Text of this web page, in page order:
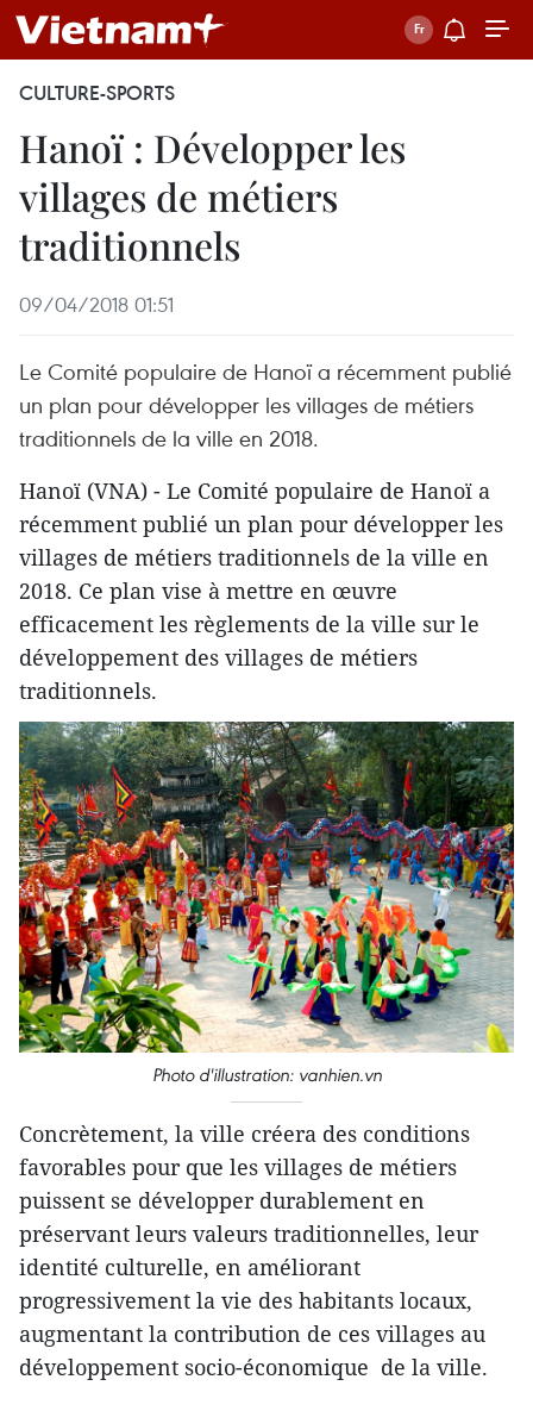
CULTURE-SPORTS
Hanoï : Développer les
villages de métiers
traditionnels
09/04/2018 01:51
Le Comité populaire de Hanoï a récemment publié
un plan pour développer les villages de métiers
traditionnels de la ville en 2018.
Hanoï (VNA) - Le Comité populaire de Hanoï a
récemment publié un plan pour développer les
villages de métiers traditionnels de la ville en
2018. Ce plan vise à mettre en œuvre
efficacement les règlements de la ville sur le
développement des villages de métiers
traditionnels.
Photo d'illustration: vanhien.vn
Concrètement, la ville créera des conditions
favorables pour que les villages de métiers
puissent se développer durablement en
préservant leurs valeurs traditionnelles, leur
identité culturelle, en améliorant
progressivement la vie des habitants locaux,
augmentant la contribution de ces villages au
développement socio-économique de la ville.